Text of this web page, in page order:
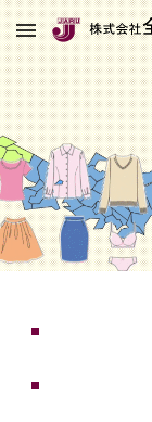
Skip to main